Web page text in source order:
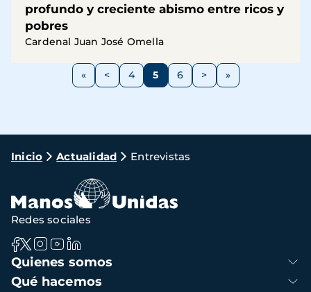
profundo y creciente abismo entre ricos y
pobres
Cardenal Juan José Omella
Paginación
Página
< Página
4 Página
5 Página
6
Siguiente
>
Ruta
navegación
Inicio Actualidad Entrevistas
Navegación
principal
Quienes somos
Qué hacemos
Redes sociales